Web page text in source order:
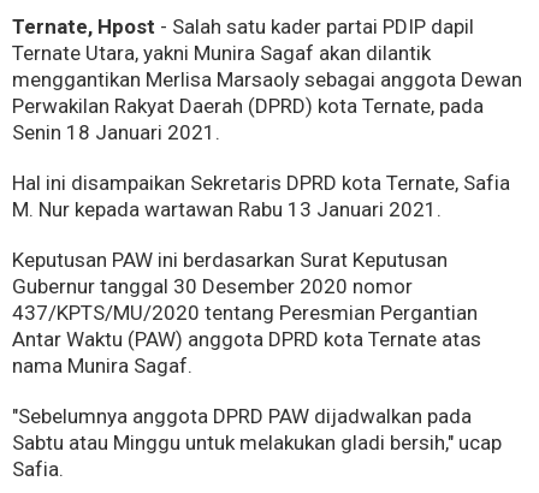
Ternate, Hpost - Salah satu kader partai PDIP dapil
Ternate Utara, yakni Munira Sagaf akan dilantik
menggantikan Merlisa Marsaoly sebagai anggota Dewan
Perwakilan Rakyat Daerah (DPRD) kota Ternate, pada
Senin 18 Januari 2021.
Hal ini disampaikan Sekretaris DPRD kota Ternate, Safia
M. Nur kepada wartawan Rabu 13 Januari 2021.
Keputusan PAW ini berdasarkan Surat Keputusan
Gubernur tanggal 30 Desember 2020 nomor
437/KPTS/MU/2020 tentang Peresmian Pergantian
Antar Waktu (PAW) anggota DPRD kota Ternate atas
nama Munira Sagaf.
"Sebelumnya anggota DPRD PAW dijadwalkan pada
Sabtu atau Minggu untuk melakukan gladi bersih," ucap
Safia.